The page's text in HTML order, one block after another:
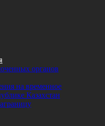
органов
на временное
Казахстан